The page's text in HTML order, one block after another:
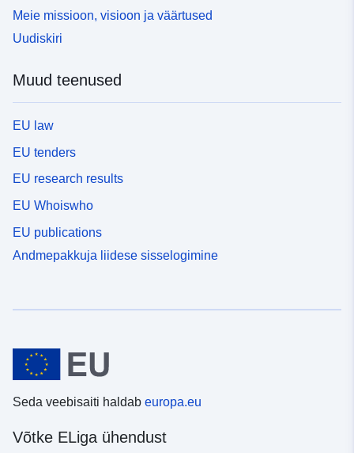
Meie missioon, visioon ja väärtused
Uudiskiri
Muud teenused
EU law
EU tenders
EU research results
EU Whoiswho
EU publications
Andmepakkuja liidese sisselogimine
Seda veebisaiti haldab europa.eu
Võtke ELiga ühendust